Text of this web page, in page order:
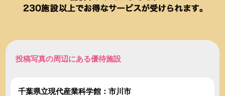
投稿写真の周辺にある優待施設
千葉県立現代産業科学館：市川市